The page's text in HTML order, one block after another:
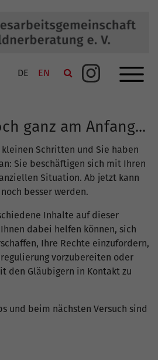
DE EN Suche
Link zu Instagram
ganz am Anfang...
Schritten und Sie haben
Sie beschäftigen sich mit Ihren
Situation. Ab jetzt kann
besser werden.
Inhalte auf dieser
dabei helfen können, sich
Ihre Rechte einzufordern,
vorzubereiten oder
den Gläubigern in Kontakt zu
und beim nächsten Versuch sind